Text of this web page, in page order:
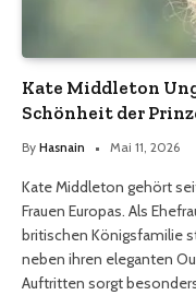
Kate Middleton
Schönheit der
By Hasnain Mai 11, 2026
Kate Middleton gehört
Frauen Europas. Als
britischen Königsfamilie
neben ihren eleganten
Auftritten sorgt